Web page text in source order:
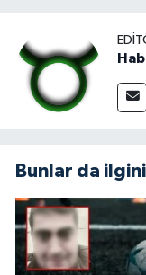
Bunlar da